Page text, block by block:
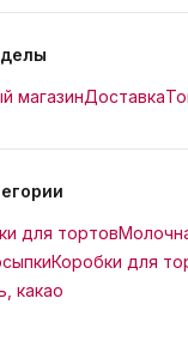
магазинДоставка
для тортов
Коробки для
какао